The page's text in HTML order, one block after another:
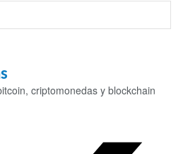
criptomonedas y blockchain